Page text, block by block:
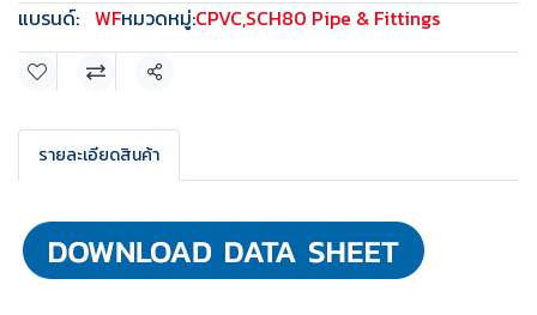
แบรนด์: WFหมวดหมู่:CPVC,SCH80 Pipe & Fittings
แชร์
รายละเอียดสินค้า